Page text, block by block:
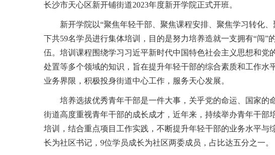
长沙市天心区新开铺街道2023年度新开学院正式开班。
新开学院以“聚焦年轻干部、聚焦课程安排、聚焦学习转化
下共59名学员进行集体培训，目的是努力培养造就一支拥有“闯”
伍。培训课程围绕学习习近平新时代中国特色社会主义思想和
处置等多个领域的知识，旨在提升年轻干部的综合素质和工作水
业务界限，积极投身街道中心工作，服务天心发展。
培养选拔优秀青年干部是一件大事，关乎党的命运、国家
街道高度重视青年干部的成长成才，近年来，持续举办青年干部
培训，结合重点项目工作实践，不断提升年轻干部的业务水平
长为社区书记，9位学员成长为社区两委成员，占比达五分之一。